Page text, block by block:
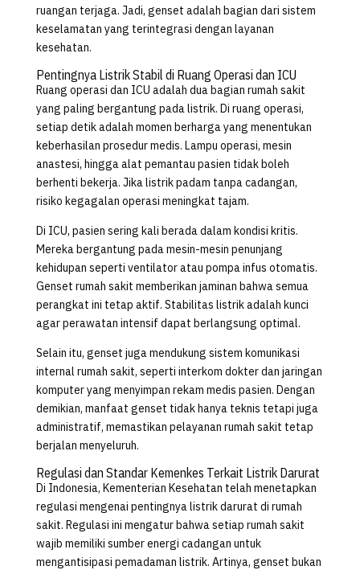
ruangan terjaga. Jadi, genset adalah bagian dari sistem
keselamatan yang terintegrasi dengan layanan
kesehatan.
Pentingnya Listrik Stabil di Ruang Operasi dan ICU
Ruang operasi dan ICU adalah dua bagian rumah sakit
yang paling bergantung pada listrik. Di ruang operasi,
setiap detik adalah momen berharga yang menentukan
keberhasilan prosedur medis. Lampu operasi, mesin
anastesi, hingga alat pemantau pasien tidak boleh
berhenti bekerja. Jika listrik padam tanpa cadangan,
risiko kegagalan operasi meningkat tajam.
Di ICU, pasien sering kali berada dalam kondisi kritis.
Mereka bergantung pada mesin-mesin penunjang
kehidupan seperti ventilator atau pompa infus otomatis.
Genset rumah sakit memberikan jaminan bahwa semua
perangkat ini tetap aktif. Stabilitas listrik adalah kunci
agar perawatan intensif dapat berlangsung optimal.
Selain itu, genset juga mendukung sistem komunikasi
internal rumah sakit, seperti interkom dokter dan jaringan
komputer yang menyimpan rekam medis pasien. Dengan
demikian, manfaat genset tidak hanya teknis tetapi juga
administratif, memastikan pelayanan rumah sakit tetap
berjalan menyeluruh.
Regulasi dan Standar Kemenkes Terkait Listrik Darurat
Di Indonesia, Kementerian Kesehatan telah menetapkan
regulasi mengenai pentingnya listrik darurat di rumah
sakit. Regulasi ini mengatur bahwa setiap rumah sakit
wajib memiliki sumber energi cadangan untuk
mengantisipasi pemadaman listrik. Artinya, genset bukan